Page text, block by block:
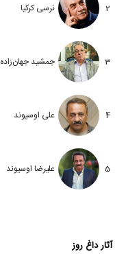
2 نرسی کرکیا
3 جمشید جهان‌زاده
4 علی اوسیوند
5 علیرضا اوسیوند
آثار داغ روز